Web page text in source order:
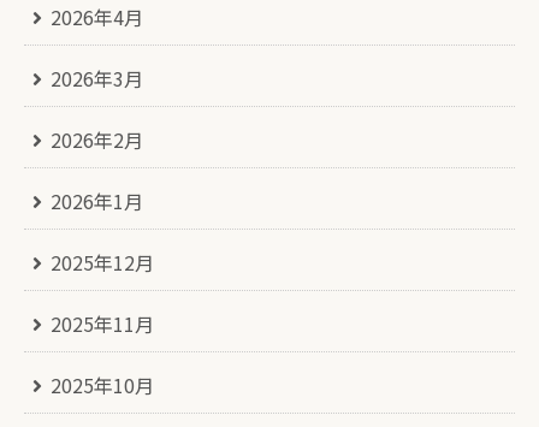
2026年4月
2026年3月
2026年2月
2026年1月
2025年12月
2025年11月
2025年10月